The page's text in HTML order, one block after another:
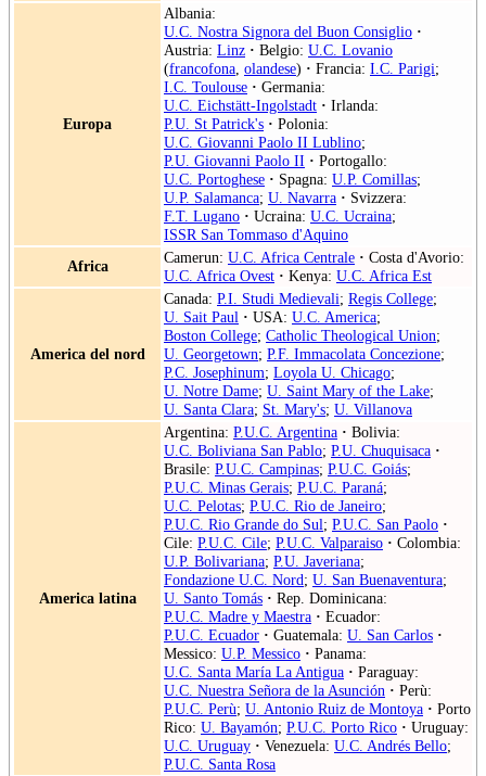
Europa
Albania:
U.C. Nostra Signora del Buon Consiglio ·
Austria: Linz · Belgio: U.C. Lovanio
(francofona olandese) · Francia: I.C. Parigi;
I.C. Toulouse · Germania:
U.C. Eichstätt-Ingolstadt · Irlanda:
P.U. St Patrick's · Polonia:
U.C. Giovanni Paolo II Lublino;
P.U. Giovanni Paolo II · Portogallo:
U.C. Portoghese · Spagna: U.P. Comillas;
U.P. Salamanca; U. Navarra · Svizzera:
F.T. Lugano · Ucraina: U.C. Ucraina;
ISSR San Tommaso d'Aquino
Africa
Camerun: U.C. Africa Centrale · Costa d'Avorio:
U.C. Africa Ovest · Kenya: U.C. Africa Est
America del nord
Canada: P.I. Studi Medievali; Regis College;
U. Sait Paul · USA: U.C. America;
Boston College; Catholic Theological Union;
U. Georgetown; P.F. Immacolata Concezione;
P.C. Josephinum; Loyola U. Chicago;
U. Notre Dame; U. Saint Mary of the Lake;
U. Santa Clara; St. Mary's; U. Villanova
America latina
Argentina: P.U.C. Argentina · Bolivia:
U.C. Boliviana San Pablo; P.U. Chuquisaca ·
Brasile: P.U.C. Campinas; P.U.C. Goiás;
P.U.C. Minas Gerais; P.U.C. Paraná;
U.C. Pelotas; P.U.C. Rio de Janeiro;
P.U.C. Rio Grande do Sul; P.U.C. San Paolo ·
Cile: P.U.C. Cile; P.U.C. Valparaiso · Colombia:
U.P. Bolivariana; P.U. Javeriana;
Fondazione U.C. Nord; U. San Buenaventura;
U. Santo Tomás · Rep. Dominicana:
P.U.C. Madre y Maestra · Ecuador:
P.U.C. Ecuador · Guatemala: U. San Carlos ·
Messico: U.P. Messico · Panama:
U.C. Santa María La Antigua · Paraguay:
U.C. Nuestra Señora de la Asunción · Perù:
P.U.C. Perù; U. Antonio Ruiz de Montoya · Porto
Rico: U. Bayamón; P.U.C. Porto Rico · Uruguay:
U.C. Uruguay · Venezuela: U.C. Andrés Bello;
P.U.C. Santa Rosa